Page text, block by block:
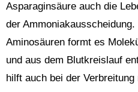
Asparaginsäure auch die
der
Aminosäuren formt es
und aus dem Blutkreislauf
hilft auch bei der